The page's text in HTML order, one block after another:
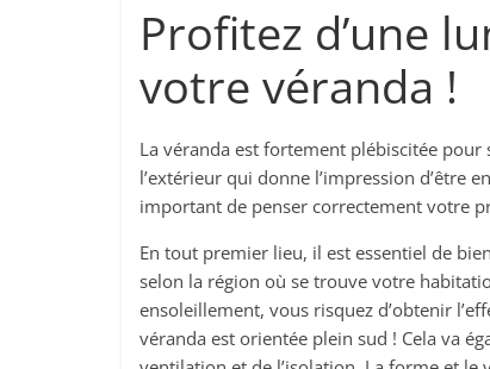
Profitez d’une
votre véranda !
La véranda est fortement plébiscitée
l’extérieur qui donne l’impression
important de penser correctement votre
En tout premier lieu, il est essentiel de
selon la région où se trouve votre
ensoleillement, vous risquez d’obtenir
véranda est orientée plein sud ! Cela va